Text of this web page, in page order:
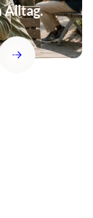
Alltag.